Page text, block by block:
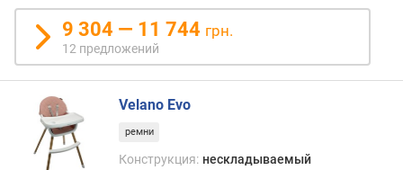
и
х
к
д
е
ш
е
в
ы
9 304 — 11 744 грн.
12 предложений
Velano Evo
ремни
Конструкция: нескладываемый